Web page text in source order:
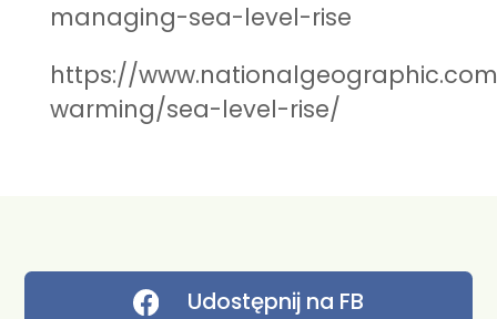
managing-sea-level-rise
https://
warming/sea-level-rise/
Udostępnij na FB